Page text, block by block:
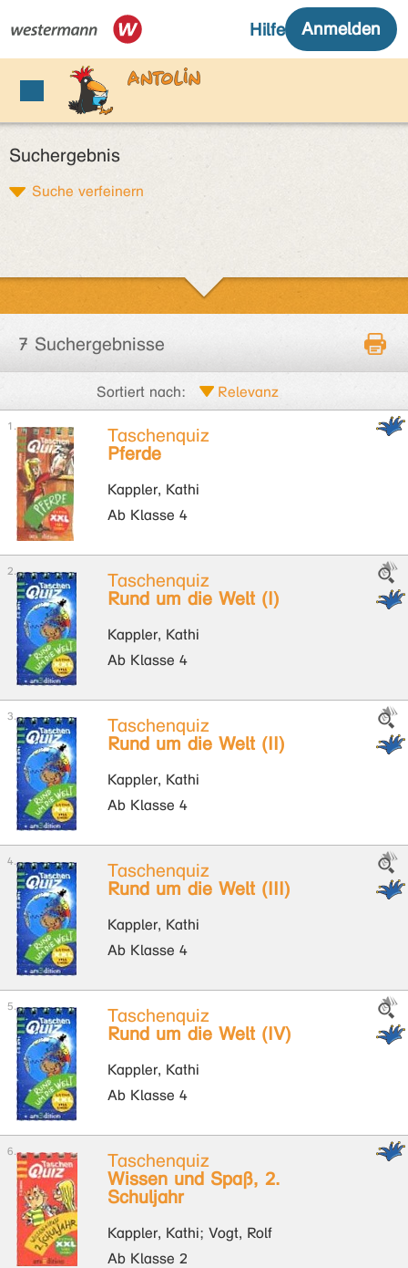
Suchergebnis
Suche verfeinern
7 Suchergebnisse
Sortiert nach:
Taschenquiz
Pferde
Kappler, Kathi
Ab Klasse 4
Taschenquiz
Rund um die Welt (I)
Kappler, Kathi
Ab Klasse 4
Taschenquiz
Rund um die Welt (II)
Kappler, Kathi
Ab Klasse 4
Taschenquiz
Rund um die Welt (III)
Kappler, Kathi
Ab Klasse 4
Taschenquiz
Rund um die Welt (IV)
Kappler, Kathi
Ab Klasse 4
Taschenquiz
Wissen und Spaß, 2.
Schuljahr
Kappler, Kathi; Vogt, Rolf
Ab Klasse 2